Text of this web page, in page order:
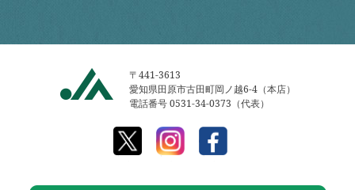
〒441-3613
愛知県田原市古田町岡ノ越6-4（本店）
電話番号 0531-34-0373（代表）